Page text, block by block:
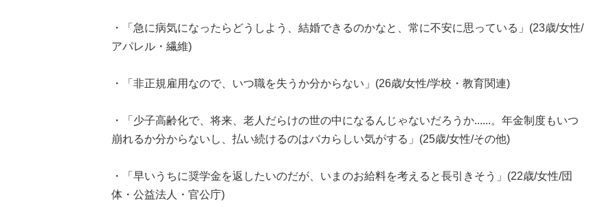
・「急に病気になったらどうしよう、結婚できるのかなと、常に不安に思っている」(23歳/女性/
アパレル・繊維)
・「非正規雇用なので、いつ職を失うか分からない」(26歳/女性/学校・教育関連)
・「少子高齢化で、将来、老人だらけの世の中になるんじゃないだろうか......。年金制度もいつ
崩れるか分からないし、払い続けるのはバカらしい気がする」(25歳/女性/その他)
・「早いうちに奨学金を返したいのだが、いまのお給料を考えると長引きそう」(22歳/女性/団
体・公益法人・官公庁)